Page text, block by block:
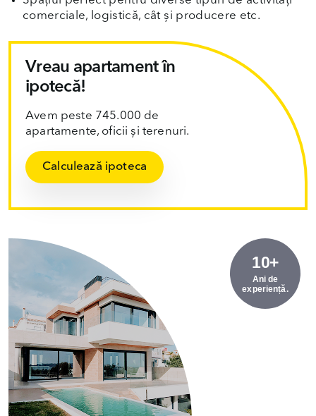
comerciale, logistică, cât și producere etc.
Vreau apartament în
ipotecă!
Avem peste 745.000 de
apartamente, oficii și terenuri.
Calculează ipoteca
10+
Ani de
experiență.